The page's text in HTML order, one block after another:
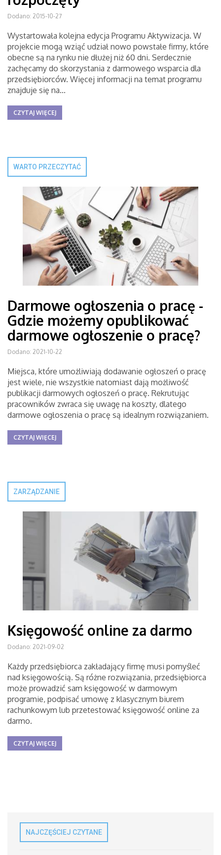
Dodano: 2015-10-27
Wystartowała kolejna edycja Programu Aktywizacja. W
projekcie mogą wziąć udział nowo powstałe firmy, które
obecne są na rynku nie dłużej niż 60 dni. Serdecznie
zachęcamy do skorzystania z darmowego wsparcia dla
przedsiębiorców. Więcej informacji na temat programu
znajduje się na...
CZYTAJ WIĘCEJ
WARTO PRZECZYTAĆ
Darmowe ogłoszenia o pracę -
Gdzie możemy opublikować
darmowe ogłoszenie o pracę?
Dodano: 2021-10-22
Miejsca, które umożliwiają dodawanie ogłoszeń o pracę
jest wiele, nie wszystkie natomiast dają możliwość
publikacji darmowych ogłoszeń o pracę. Rekrutując
pracowników zwraca się uwagę na koszty, dlatego
darmowe ogłoszenia o pracę są idealnym rozwiązaniem.
CZYTAJ WIĘCEJ
ZARZĄDZANIE
Księgowość online za darmo
Dodano: 2021-09-02
Każdy przedsiębiorca zakładający firmę musi pomyśleć
nad księgowością. Są różne rozwiązania, przedsiębiorca
może prowadzić sam księgowość w darmowym
programie, podpisać umowę z klasycznym biurem
rachunkowym lub przetestować księgowość online za
darmo.
CZYTAJ WIĘCEJ
NAJCZĘŚCIEJ CZYTANE